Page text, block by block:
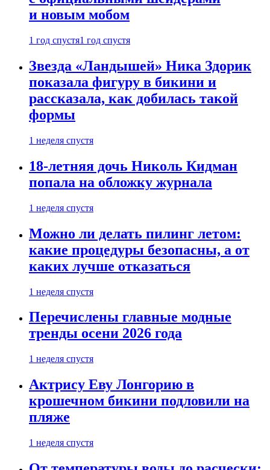
и новым мобом
1 год спустя1 год спустя
Звезда «Ландышей» Ника Здорик
показала фигуру в бикини и
рассказала, как добилась такой
формы
1 неделя спустя
18-летняя дочь Николь Кидман
попала на обложку журнала
1 неделя спустя
Можно ли делать пилинг летом:
какие процедуры безопасны, а от
каких лучше отказаться
1 неделя спустя
Перечислены главные модные
тренды осени 2026 года
1 неделя спустя
Актрису Еву Лонгорию в
крошечном бикини подловили на
пляже
1 неделя спустя